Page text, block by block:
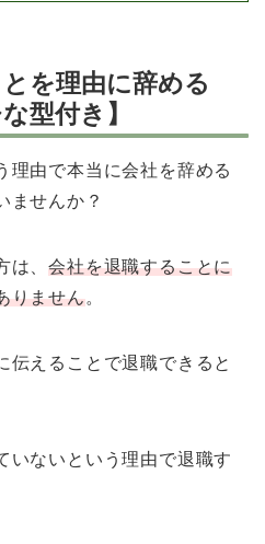
を理由に辞める
型付き】
理由で本当に会社を辞める
ませんか？
は、会社を退職することに
りません。
伝えることで退職できると
いないという理由で退職す